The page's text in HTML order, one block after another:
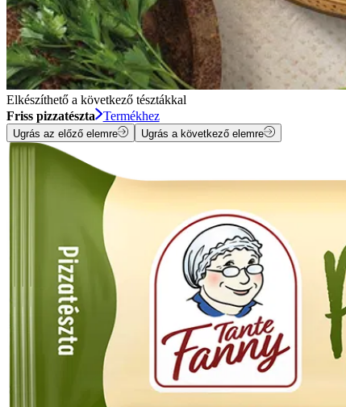
Elkészíthető a következő tésztákkal
Friss pizzatészta
Termékhez
Ugrás az előző elemre Ugrás a következő elemre